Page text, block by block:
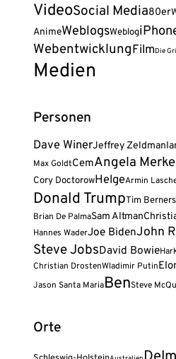
VideoSocial Media80er
AnimeWeblogsWeblog
WebentwicklungFilmDie
Medien
Personen
Dave WinerJeffrey Zeldman
Max GoldtCemAngela
Cory DoctorowHelgeArmin
Donald TrumpTim
Brian De PalmaSam Altman
Hannes WaderJoe BidenJohn
Steve JobsDavid Bowie
Christian DrostenWladimir Putin
Jason Santa MariaBenSteve
Orte